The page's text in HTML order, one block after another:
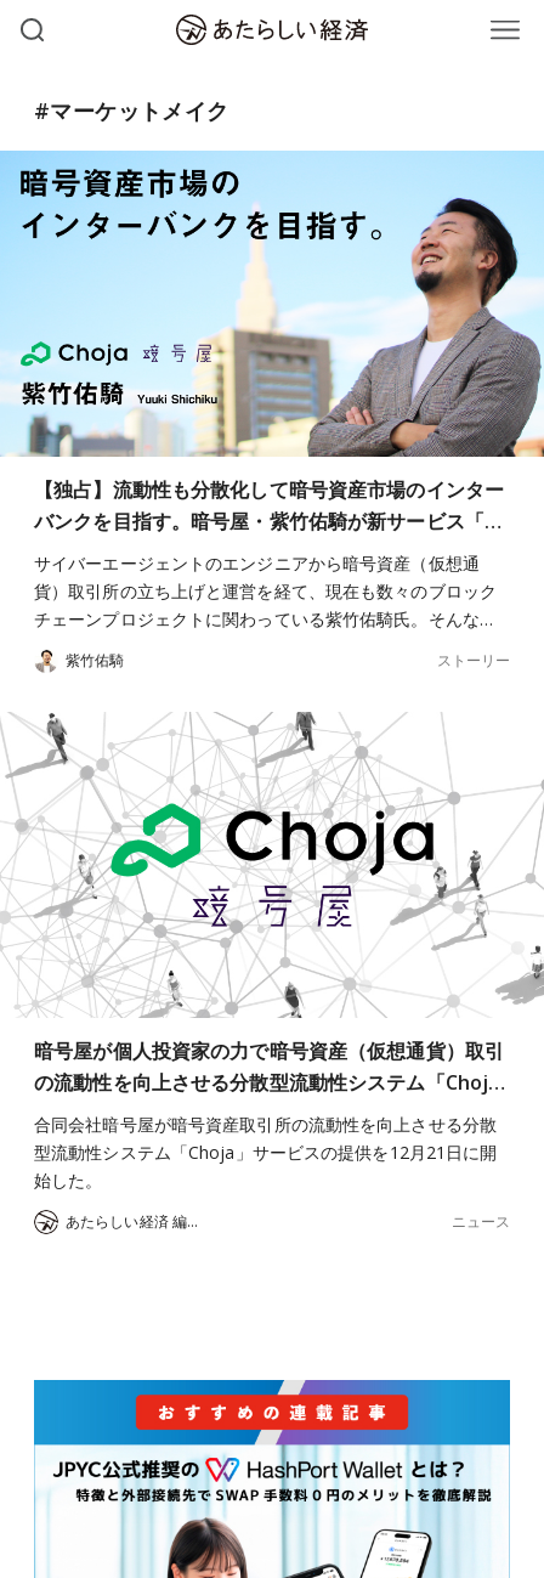
#マーケットメイク
【独占】流動性も分散化して暗号資産市場のインター
バンクを目指す。暗号屋・紫竹佑騎が新サービス「…
サイバーエージェントのエンジニアから暗号資産（仮想通
貨）取引所の立ち上げと運営を経て、現在も数々のブロック
チェーンプロジェクトに関わっている紫竹佑騎氏。そんな…
紫竹佑騎 ストーリー
暗号屋が個⼈投資家の⼒で暗号資産（仮想通貨）取引
の流動性を向上させる分散型流動性システム「Choj…
合同会社暗号屋が暗号資産取引所の流動性を向上させる分散
型流動性システム「Choja」サービスの提供を12月21日に開
始した。
あたらしい経済 編集部 ニュース